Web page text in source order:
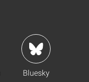
Bluesky